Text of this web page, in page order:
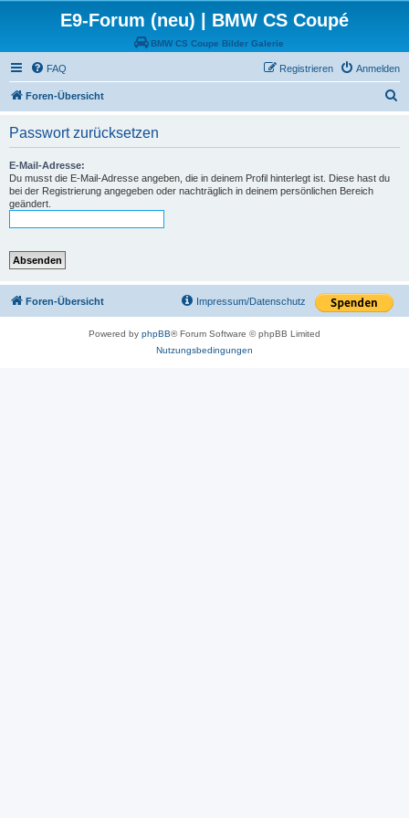
E9-Forum (neu) | BMW CS Coupé
BMW CS Coupe Bilder Galerie
FAQ Anmelden
Registrieren
Foren-Übersicht
Passwort zurücksetzen
E-Mail-Adresse:
Du musst die E-Mail-Adresse angeben, die in deinem Profil hinterlegt ist. Diese hast du
bei der Registrierung angegeben oder nachträglich in deinem persönlichen Bereich
geändert.
Foren-Übersicht Impressum/Datenschutz
Powered by phpBB® Forum Software © phpBB Limited
Nutzungsbedingungen